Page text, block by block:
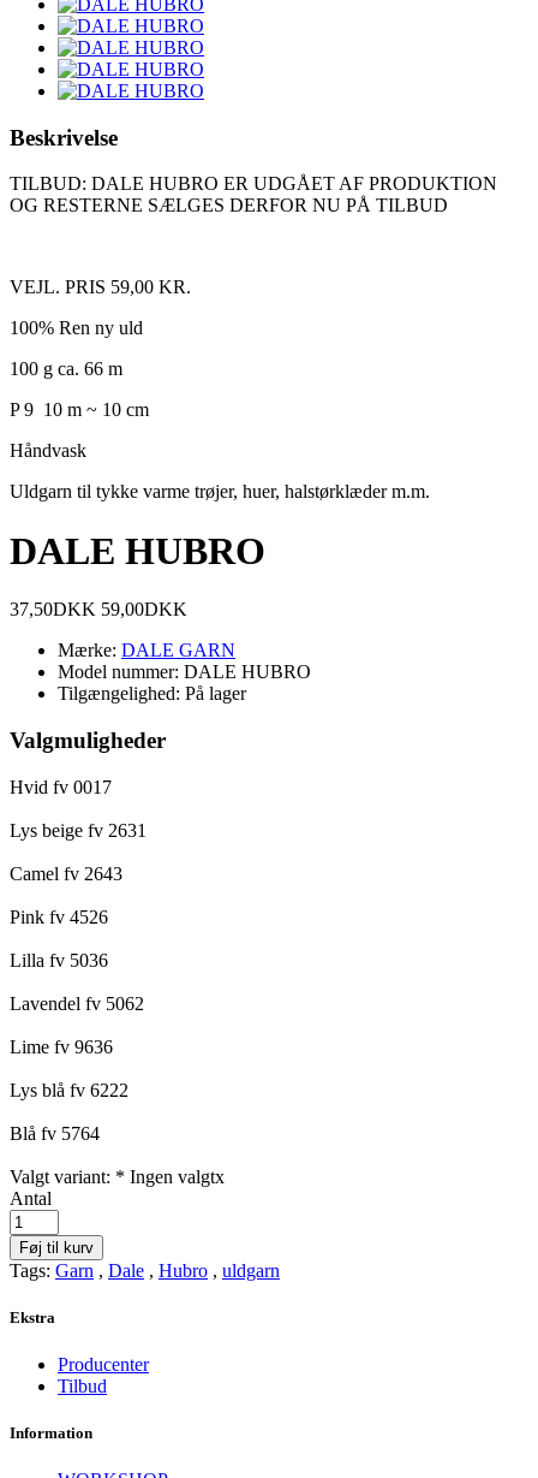
Beskrivelse
TILBUD: DALE HUBRO ER UDGÅET AF PRODUKTION
OG RESTERNE SÆLGES DERFOR NU PÅ TILBUD
VEJL. PRIS 59,00 KR.
100% Ren ny uld
100 g ca. 66 m
P 9 10 m ~ 10 cm
Håndvask
Uldgarn til tykke varme trøjer, huer, halstørklæder m.m.
DALE HUBRO
37,50DKK 59,00DKK
Mærke: DALE GARN
Model nummer: DALE HUBRO
Tilgængelighed: På lager
Valgmuligheder
Hvid fv 0017
Lys beige fv 2631
Camel fv 2643
Pink fv 4526
Lilla fv 5036
Lavendel fv 5062
Lime fv 9636
Lys blå fv 6222
Blå fv 5764
Valgt variant: * Ingen valgtx
Antal
Føj til kurv
Tags: Garn , Dale , Hubro , uldgarn
Ekstra
Producenter
Tilbud
Information